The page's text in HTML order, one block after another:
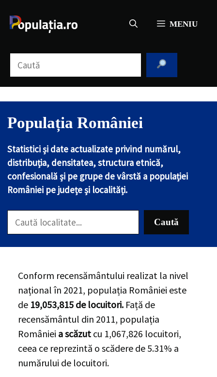
conținut
MENIU
Populația României
Statistici și date actualizate privind numărul,
distribuția, densitatea, structura etnică,
confesională și pe grupe de vârstă a populației
României pe județe și localități.
Caută Caută
Conform recensământului realizat la nivel
național în 2021, populația României este
de 19,053,815 de locuitori. Față de
recensământul din 2011, populația
României a scăzut cu 1,067,826 locuitori,
ceea ce reprezintă o scădere de 5.31% a
numărului de locuitori.